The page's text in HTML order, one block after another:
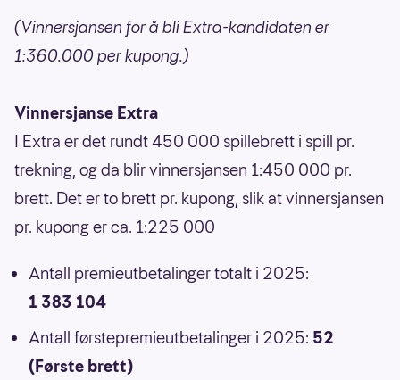
(Vinnersjansen for å bli Extra-kandidaten er
1:360.000 per kupong.)
Vinnersjanse Extra
I Extra er det rundt 450 000 spillebrett i spill pr.
trekning, og da blir vinnersjansen 1:450 000 pr.
brett. Det er to brett pr. kupong, slik at vinnersjansen
pr. kupong er ca. 1:225 000
Antall premieutbetalinger totalt i 2025:
1 383 104
Antall førstepremieutbetalinger i 2025: 52
(Første brett)